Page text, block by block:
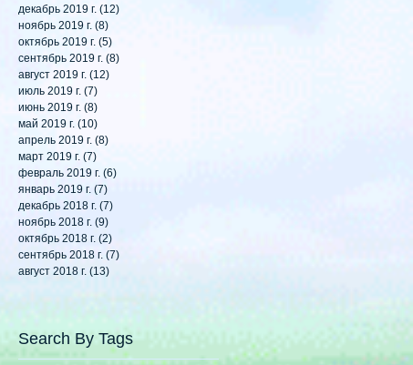
декабрь 2019 г. (12)
ноябрь 2019 г. (8)
октябрь 2019 г. (5)
сентябрь 2019 г. (8)
август 2019 г. (12)
июль 2019 г. (7)
июнь 2019 г. (8)
май 2019 г. (10)
апрель 2019 г. (8)
март 2019 г. (7)
февраль 2019 г. (6)
январь 2019 г. (7)
декабрь 2018 г. (7)
ноябрь 2018 г. (9)
октябрь 2018 г. (2)
сентябрь 2018 г. (7)
август 2018 г. (13)
Search By Tags